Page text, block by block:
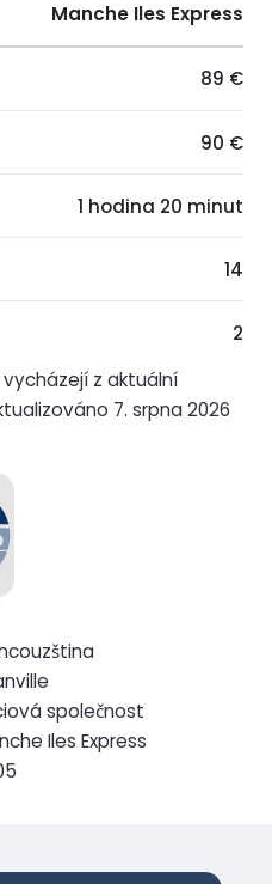
Manche Iles Express
89 €
90 €
1 hodina 20 minut
14
2
z aktuální
7. srpna 2026
společnost
Iles Express